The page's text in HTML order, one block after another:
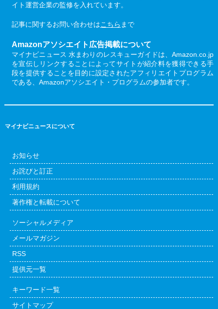
イト運営企業の監修を入れています。
記事に関するお問い合わせはこちら まで
Amazonアソシエイト広告掲載について
マイナビニュース 水まわりのレスキューガイドは、Amazon.co.jp
を宣伝しリンクすることによってサイトが紹介料を獲得できる手
段を提供することを目的に設定されたアフィリエイトプログラム
である、Amazonアソシエイト・プログラムの参加者です。
マイナビニュースについて
お知らせ
お詫びと訂正
利用規約
著作権と転載について
ソーシャルメディア
メールマガジン
RSS
提供元一覧
キーワード一覧
サイトマップ